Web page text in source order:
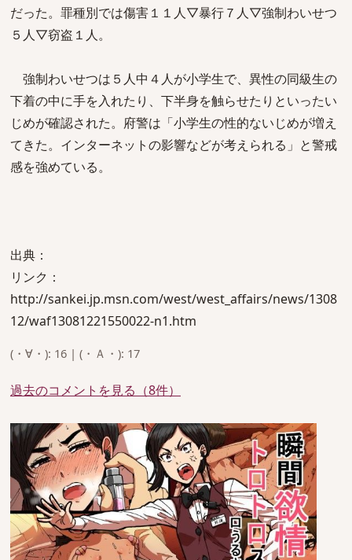
だった。罪種別では傷害１１人▽暴行７人▽強制わいせつ
５人▽窃盗１人。
強制わいせつは５人中４人が小学生で、異性の同級生の
下着の中に手を入れたり、下半身を触らせたりといったい
じめが確認された。府警は「小学生の性的ないじめが増え
てきた。インターネットの影響などが考えられる」と警戒
感を強めている。
出典：
リンク：
http://sankei.jp.msn.com/west/west_affairs/news/1308
12/waf13081221550022-n1.htm
(・∀・): 16 | (・Ａ・): 17
過去のコメントを見る（8件）